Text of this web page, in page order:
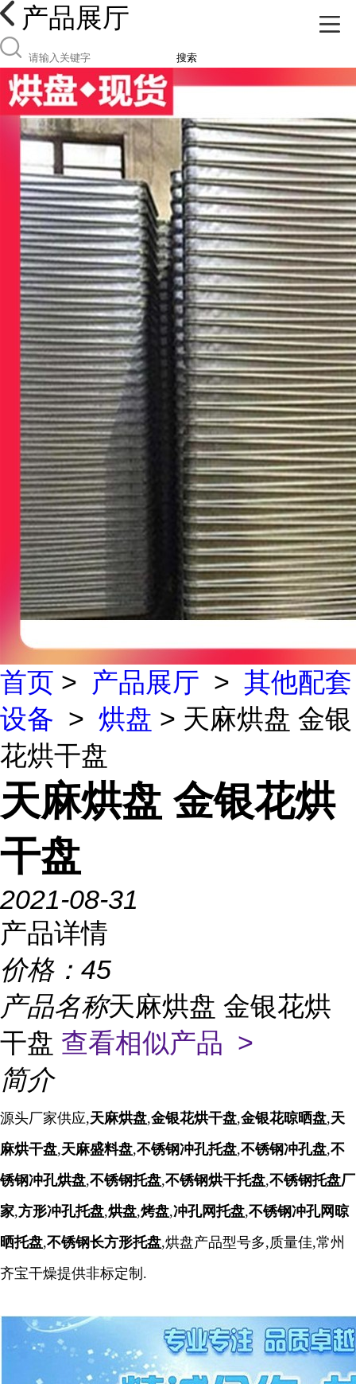
产品展厅
搜索
首页 > 产品展厅 > 其他配套
设备 > 烘盘 > 天麻烘盘 金银
花烘干盘
天麻烘盘 金银花烘
干盘
2021-08-31
产品详情
价格： 45
产品名称天麻烘盘 金银花烘
干盘 查看相似产品 >
简介
源头厂家供应,天麻烘盘,金银花烘干盘,金银花晾晒盘,天
麻烘干盘,天麻盛料盘,不锈钢冲孔托盘,不锈钢冲孔盘,不
锈钢冲孔烘盘,不锈钢托盘,不锈钢烘干托盘,不锈钢托盘厂
家,方形冲孔托盘,烘盘,烤盘,冲孔网托盘,不锈钢冲孔网晾
晒托盘,不锈钢长方形托盘,烘盘产品型号多,质量佳,常州
齐宝干燥提供非标定制.